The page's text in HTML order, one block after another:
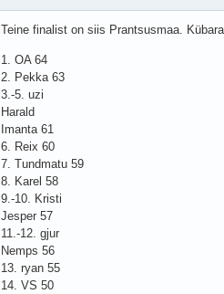
Teine finalist on siis Prantsusmaa.
1. OA 64
2. Pekka 63
3.-5. uzi
Harald
Imanta 61
6. Reix 60
7. Tundmatu 59
8. Karel 58
9.-10. Kristi
Jesper 57
11.-12. gjur
Nemps 56
13. ryan 55
14. VS 50